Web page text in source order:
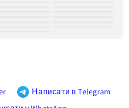
Написати в Telegram